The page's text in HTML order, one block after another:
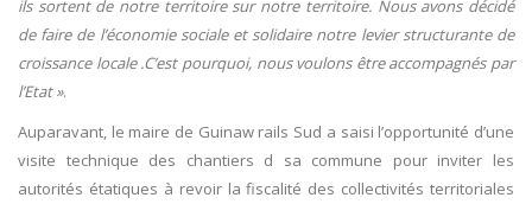
ils sortent de notre territoire sur notre territoire. Nous avons décidé
de faire de l’économie sociale et solidaire notre levier structurante de
croissance locale .C’est pourquoi, nous voulons être accompagnés par
l’Etat ».
Auparavant, le maire de Guinaw rails Sud a saisi l’opportunité d’une
visite technique des chantiers d sa commune pour inviter les
autorités étatiques à revoir la fiscalité des collectivités territoriales